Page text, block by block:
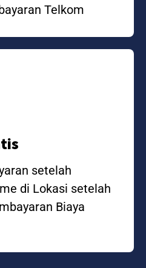
Telkom
setelah
di Lokasi setelah
Biaya